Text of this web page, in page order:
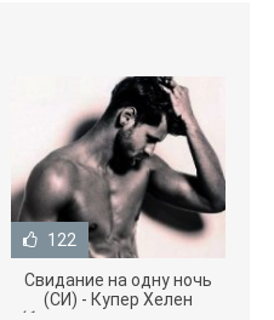
122
Свидание на одну ночь
(СИ) - Купер Хелен